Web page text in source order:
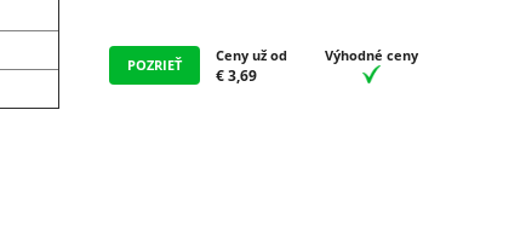
POZRIEŤ
Ceny už od
€ 3,69
Výhodné ceny